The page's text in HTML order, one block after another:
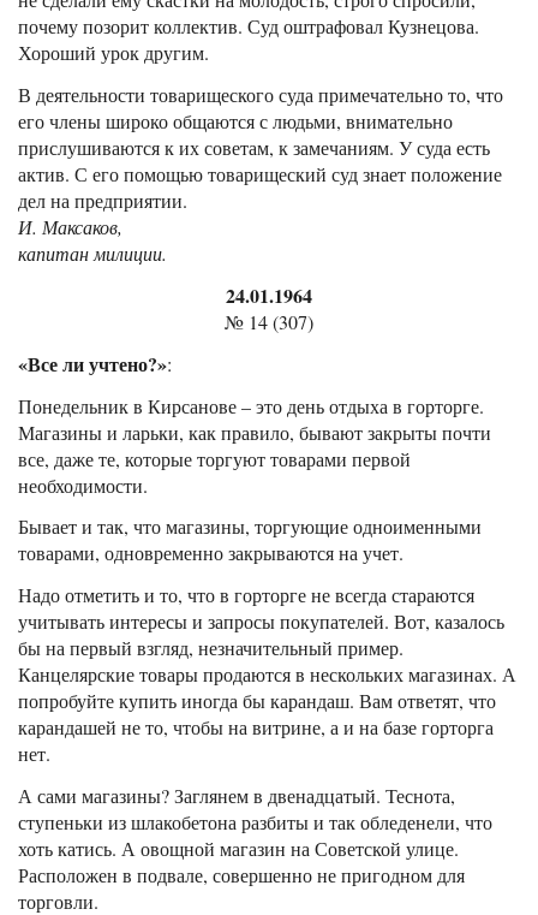
почему позорит коллектив. Суд оштрафовал Кузнецова.
Хороший урок другим.
В деятельности товарищеского суда примечательно то, что
его члены широко общаются с людьми, внимательно
прислушиваются к их советам, к замечаниям. У суда есть
актив. С его помощью товарищеский суд знает положение
дел на предприятии.
И. Максаков,
капитан милиции.
24.01.1964
№ 14 (307)
«Все ли учтено?»:
Понедельник в Кирсанове – это день отдыха в горторге.
Магазины и ларьки, как правило, бывают закрыты почти
все, даже те, которые торгуют товарами первой
необходимости.
Бывает и так, что магазины, торгующие одноименными
товарами, одновременно закрываются на учет.
Надо отметить и то, что в горторге не всегда стараются
учитывать интересы и запросы покупателей. Вот, казалось
бы на первый взгляд, незначительный пример.
Канцелярские товары продаются в нескольких магазинах. А
попробуйте купить иногда бы карандаш. Вам ответят, что
карандашей не то, чтобы на витрине, а и на базе горторга
нет.
А сами магазины? Заглянем в двенадцатый. Теснота,
ступеньки из шлакобетона разбиты и так обледенели, что
хоть катись. А овощной магазин на Советской улице.
Расположен в подвале, совершенно не пригодном для
торговли.